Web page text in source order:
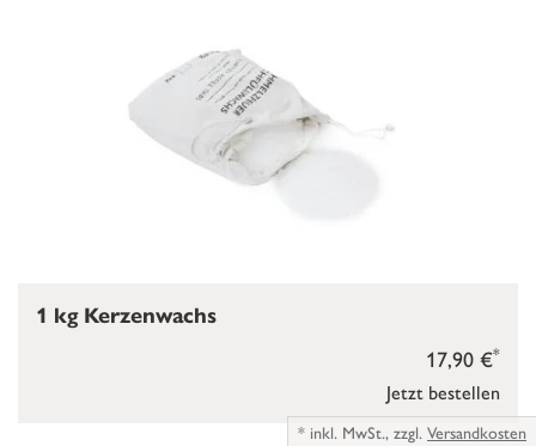
Jetzt bestellen
17,90 €*
1 kg Kerzenwachs
* inkl. MwSt., zzgl. Versandkosten